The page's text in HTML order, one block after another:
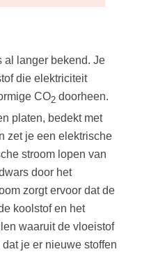
al langer bekend. Je
die elektriciteit
CO2doorheen.
platen, bedekt met
zet je een elektrische
stroom lopen van
door het
zorgt ervoor dat de
koolstof en het
waaruit de vloeistof
je er nieuwe stoffen